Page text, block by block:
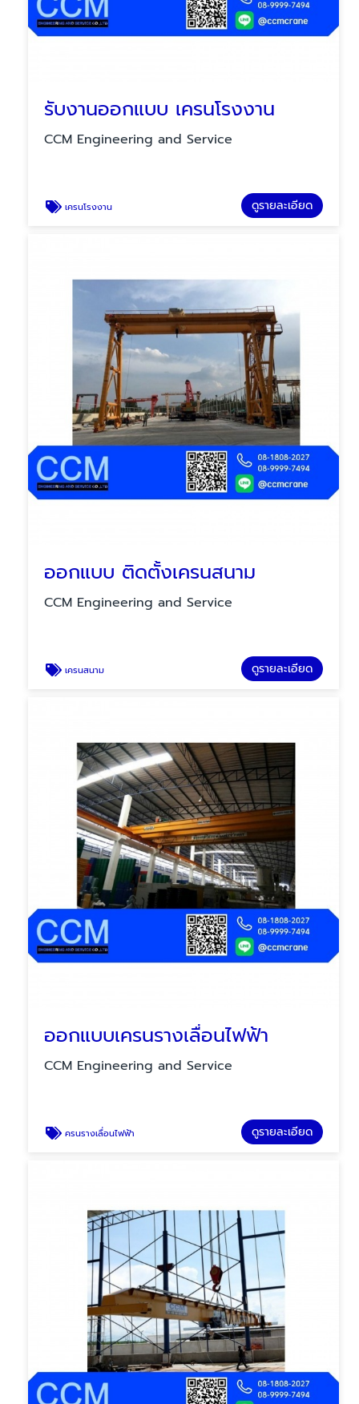
รับงานออกแบบ เครนโรงงาน
CCM Engineering and Service
เครนโรงงาน ดูรายละเอียด
ออกแบบ ติดตั้งเครนสนาม
CCM Engineering and Service
เครนสนาม ดูรายละเอียด
ออกแบบเครนรางเลื่อนไฟฟ้า
CCM Engineering and Service
ครนรางเลื่อนไฟฟ้า ดูรายละเอียด